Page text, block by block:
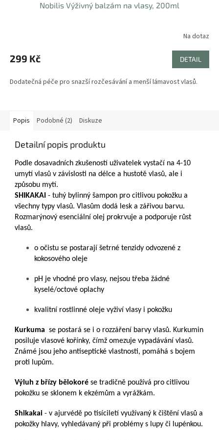
Nobilis Výživný balzám na vlasy, 200ml
Na dotaz
299 Kč DETAIL
Dodatečná péče pro snazší rozčesávání a menší lámavost vlasů.
Popis Podobné (2) Diskuze
Detailní popis produktu
Podle dosavadních zkušeností uživatelek vystačí na 4-10
umytí vlasů v závislosti na délce a hustotě vlasů, ale i
způsobu mytí.
SHIKAKAI - tuhý bylinný šampon pro citlivou pokožku a
všechny typy vlasů. Vlasům dodá lesk a zářivou barvu.
Rozmarýnový esenciální olej prokrvuje a podporuje růst
vlasů.
o očistu se postarají šetrné tenzidy odvozené z
kokosového oleje
pH je vhodné pro vlasy, nejsou třeba žádné
kyselé/octové oplachy
kvalitní rostlinné oleje vyživí vlasy i pokožku
Kurkuma se postará se i o rozzáření barvy vlasů. Kurkumin
posiluje vlasové kořínky, čímž omezuje vypadávání vlasů.
Známé jsou jeho antiseptické vlastnosti, pomáhá s bojem
proti lupům.
Výluh z břízy bělokoré se tradičně používá pro citlivou
pokožku se sklonem k ekzémům a vyrážkám.
Shikakai - v ajurvédě po tisíciletí využívaný k čištění vlasů a
pokožky hlavy, vyhledávaný při problémy s lupy či lupénkou.